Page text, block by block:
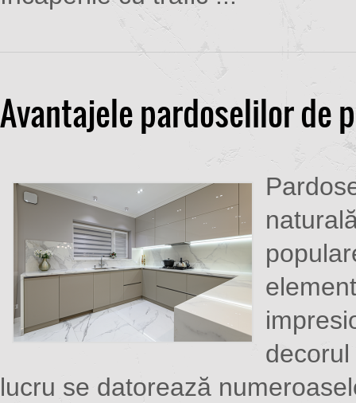
Avantajele pardoselilor de
lucru se datorează